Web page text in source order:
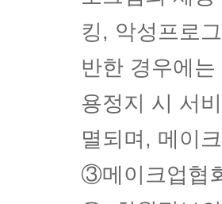
킹, 악성프로
반한 경우에
용정지 시 서
멸되며, 메이
③메이크업협